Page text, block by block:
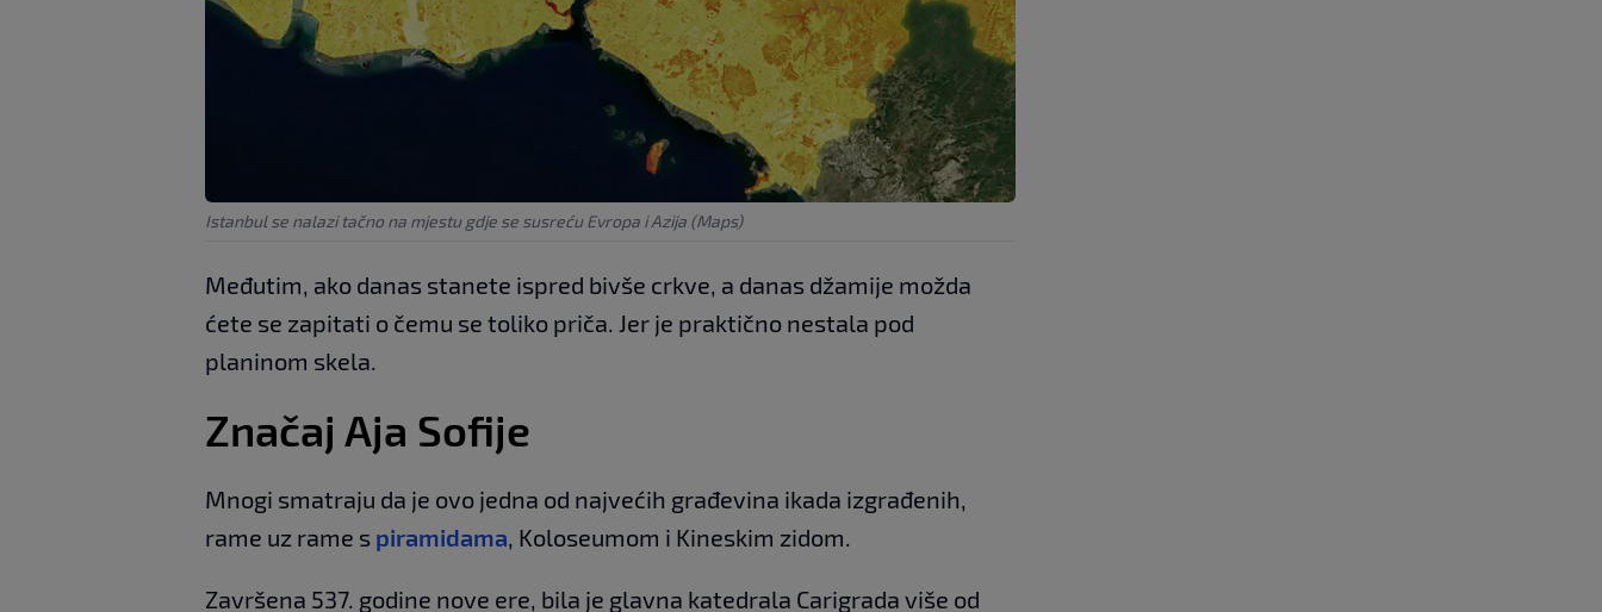
Istanbul se nalazi tačno na mjestu gdje se susreću Evropa i Azija (Maps)
Međutim, ako danas stanete ispred bivše crkve, a danas džamije možda
ćete se zapitati o čemu se toliko priča. Jer je praktično nestala pod
planinom skela.
Značaj Aja Sofije
Mnogi smatraju da je ovo jedna od najvećih građevina ikada izgrađenih,
rame uz rame s piramidama , Koloseumom i Kineskim zidom.
Završena 537. godine nove ere, bila je glavna katedrala Carigrada više od